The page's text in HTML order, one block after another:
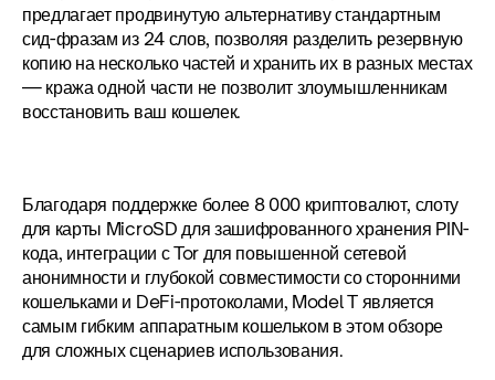
предлагает продвинутую альтернативу стандартным
сид-фразам из 24 слов, позволяя разделить резервную
копию на несколько частей и хранить их в разных местах
— кража одной части не позволит злоумышленникам
восстановить ваш кошелек.
Благодаря поддержке более 8 000 криптовалют, слоту
для карты MicroSD для зашифрованного хранения PIN-
кода, интеграции с Tor для повышенной сетевой
анонимности и глубокой совместимости со сторонними
кошельками и DeFi-протоколами, Model T является
самым гибким аппаратным кошельком в этом обзоре
для сложных сценариев использования.